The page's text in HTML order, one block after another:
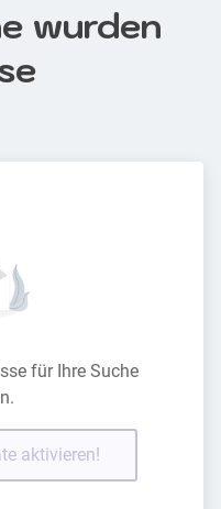
wurden
für Ihre Suche
aktivieren!